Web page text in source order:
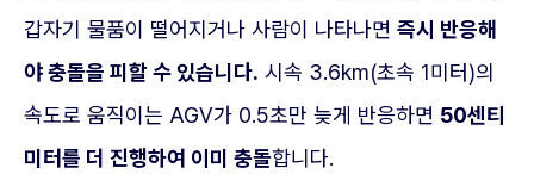
갑자기 물품이 떨어지거나 사람이 나타나면 즉시 반응해
야 충돌을 피할 수 있습니다. 시속 3.6km(초속 1미터)의
속도로 움직이는 AGV가 0.5초만 늦게 반응하면 50센티
미터를 더 진행하여 이미 충돌합니다.